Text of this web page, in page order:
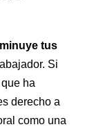
tus
Si
ha
derecho a
como una